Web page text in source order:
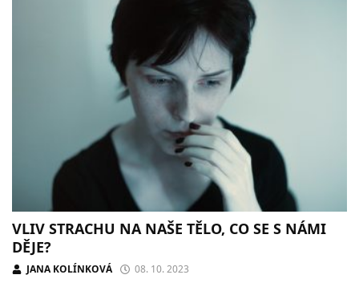
VLIV STRACHU NA NAŠE TĚLO, CO SE S NÁMI
DĚJE?
JANA KOLÍNKOVÁ 08. 10. 2023